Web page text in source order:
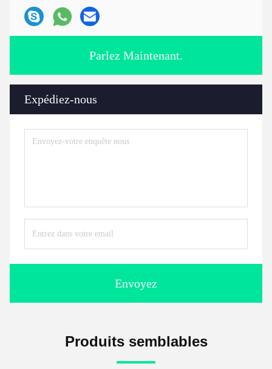
Parlez Maintenant.
Expédiez-nous
Envoyez
Produits semblables